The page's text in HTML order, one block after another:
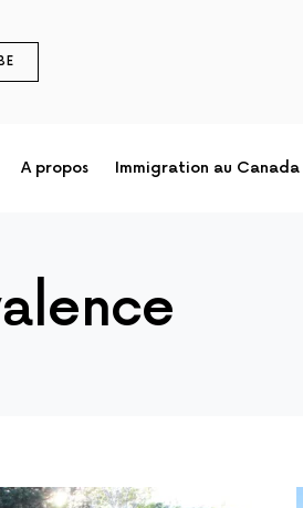
A propos Immigration au Canada